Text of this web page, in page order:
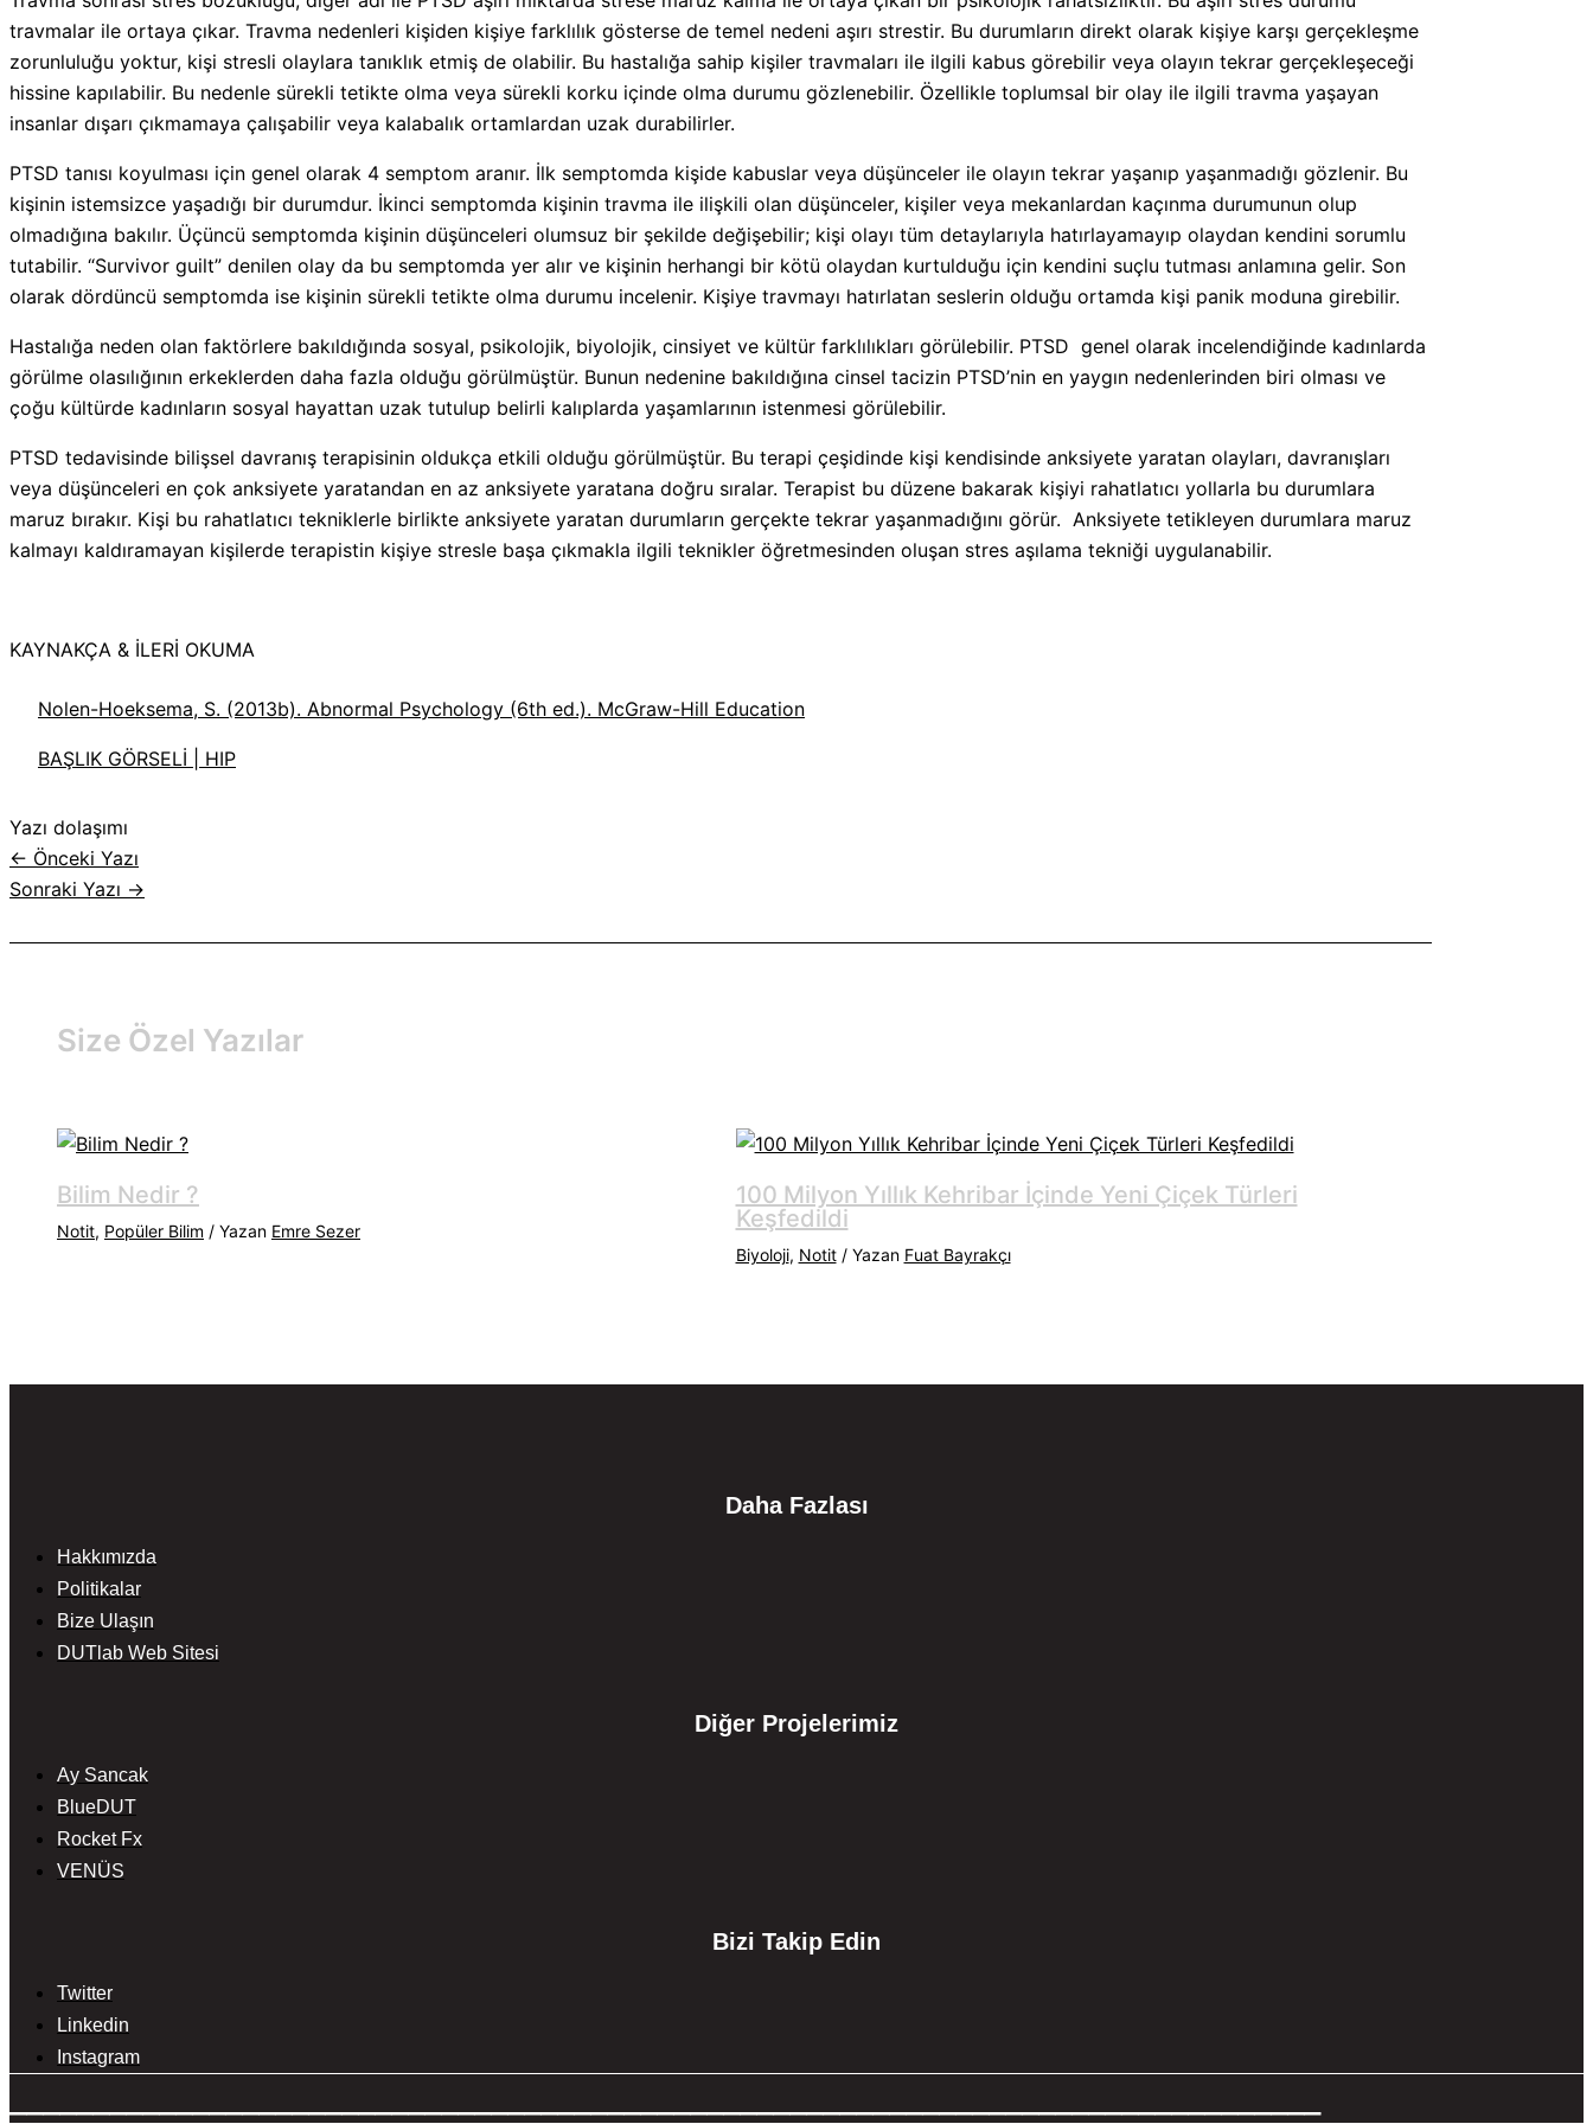
travmalar ile ortaya çıkar. Travma nedenleri kişiden kişiye farklılık gösterse de temel nedeni aşırı strestir. Bu durumların direkt olarak kişiye karşı gerçekleşme
zorunluluğu yoktur, kişi stresli olaylara tanıklık etmiş de olabilir. Bu hastalığa sahip kişiler travmaları ile ilgili kabus görebilir veya olayın tekrar gerçekleşeceği
hissine kapılabilir. Bu nedenle sürekli tetikte olma veya sürekli korku içinde olma durumu gözlenebilir. Özellikle toplumsal bir olay ile ilgili travma yaşayan
insanlar dışarı çıkmamaya çalışabilir veya kalabalık ortamlardan uzak durabilirler.
PTSD tanısı koyulması için genel olarak 4 semptom aranır. İlk semptomda kişide kabuslar veya düşünceler ile olayın tekrar yaşanıp yaşanmadığı gözlenir. Bu
kişinin istemsizce yaşadığı bir durumdur. İkinci semptomda kişinin travma ile ilişkili olan düşünceler, kişiler veya mekanlardan kaçınma durumunun olup
olmadığına bakılır. Üçüncü semptomda kişinin düşünceleri olumsuz bir şekilde değişebilir; kişi olayı tüm detaylarıyla hatırlayamayıp olaydan kendini sorumlu
tutabilir. “Survivor guilt” denilen olay da bu semptomda yer alır ve kişinin herhangi bir kötü olaydan kurtulduğu için kendini suçlu tutması anlamına gelir. Son
olarak dördüncü semptomda ise kişinin sürekli tetikte olma durumu incelenir. Kişiye travmayı hatırlatan seslerin olduğu ortamda kişi panik moduna girebilir.
Hastalığa neden olan faktörlere bakıldığında sosyal, psikolojik, biyolojik, cinsiyet ve kültür farklılıkları görülebilir. PTSD genel olarak incelendiğinde kadınlarda
görülme olasılığının erkeklerden daha fazla olduğu görülmüştür. Bunun nedenine bakıldığına cinsel tacizin PTSD’nin en yaygın nedenlerinden biri olması ve
çoğu kültürde kadınların sosyal hayattan uzak tutulup belirli kalıplarda yaşamlarının istenmesi görülebilir.
PTSD tedavisinde bilişsel davranış terapisinin oldukça etkili olduğu görülmüştür. Bu terapi çeşidinde kişi kendisinde anksiyete yaratan olayları, davranışları
veya düşünceleri en çok anksiyete yaratandan en az anksiyete yaratana doğru sıralar. Terapist bu düzene bakarak kişiyi rahatlatıcı yollarla bu durumlara
maruz bırakır. Kişi bu rahatlatıcı tekniklerle birlikte anksiyete yaratan durumların gerçekte tekrar yaşanmadığını görür. Anksiyete tetikleyen durumlara maruz
kalmayı kaldıramayan kişilerde terapistin kişiye stresle başa çıkmakla ilgili teknikler öğretmesinden oluşan stres aşılama tekniği uygulanabilir.
KAYNAKÇA & İLERİ OKUMA
Nolen-Hoeksema, S. (2013b). Abnormal Psychology (6th ed.). McGraw-Hill Education
BAŞLIK GÖRSELİ | HIP
Yazı dolaşımı
← Önceki Yazı
Sonraki Yazı →
Size Özel Yazılar
Bilim Nedir ?
Notit, Popüler Bilim / Yazan Emre Sezer
100 Milyon Yıllık Kehribar İçinde Yeni Çiçek Türleri
Keşfedildi
Biyoloji, Notit/ Yazan Fuat Bayrakçı
Daha Fazlası
Hakkımızda
Politikalar
Bize Ulaşın
DUTlab Web Sitesi
Diğer Projelerimiz
Ay Sancak
BlueDUT
Rocket Fx
VENÜS
Bizi Takip Edin
Twitter
Linkedin
Instagram